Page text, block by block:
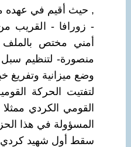
, حيث أقيم في عهده
- زورافا - القريب
أمني مختص بالملف
منصورة- لتنظيم سبل
وضع ميزانية وتفريغ
لتفتيت الحركة
القومي الكردي
المسؤولة في هذا
سقط أول شهيد كردي-